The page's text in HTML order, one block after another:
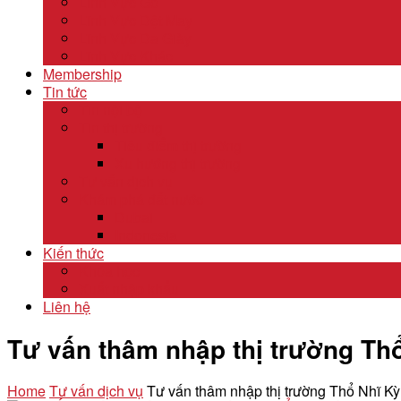
Membership
Tin tức
Kiến thức
Liên hệ
Tư vấn thâm nhập thị trường
HomeTư vấn dịch vụ Tư vấn thâm nhập thị trường Thổ Nhĩ Kỳ